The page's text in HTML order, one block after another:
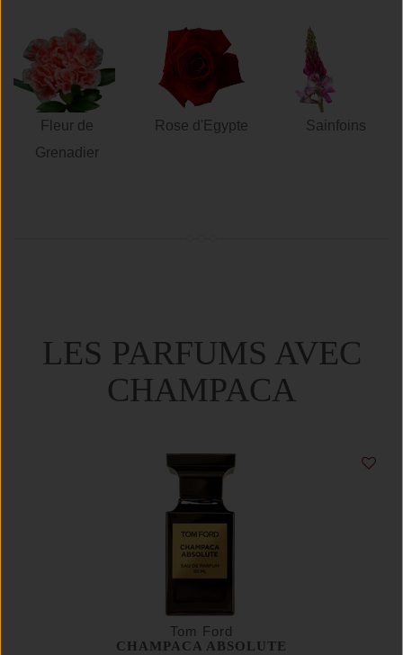
Fleur de
Grenadier
Rose d'Egypte Sainfoins
LES PARFUMS AVEC
CHAMPACA
Tom Ford
CHAMPACA ABSOLUTE